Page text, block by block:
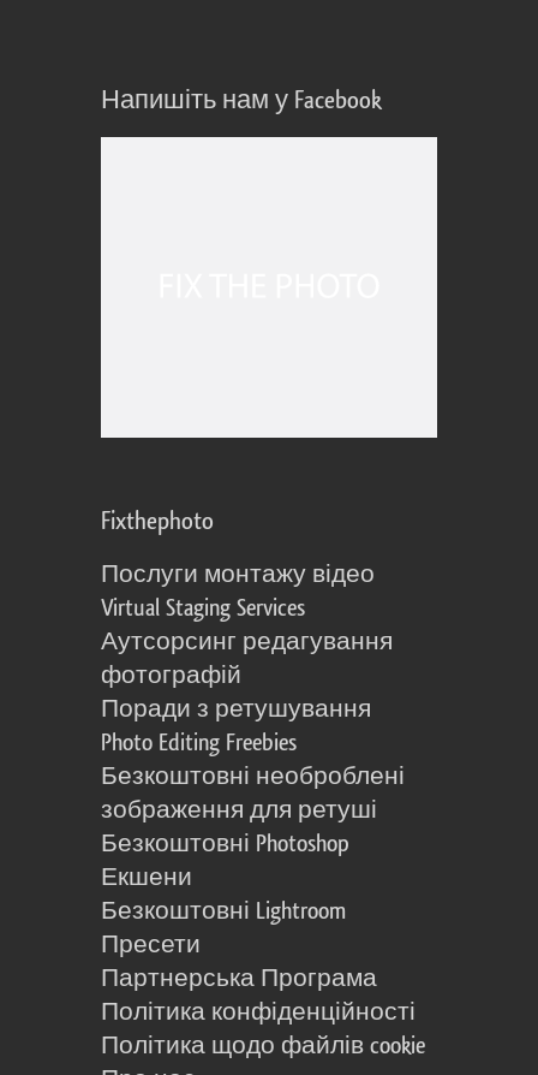
Напишіть нам у Facebook
Fixthephoto
Послуги монтажу відео
Virtual Staging Services
Аутсорсинг редагування
фотографій
Поради з ретушування
Photo Editing Freebies
Безкоштовні необроблені
зображення для ретуші
Безкоштовні Photoshop
Екшени
Безкоштовні Lightroom
Пресети
Партнерська Програма
Політика конфіденційності
Політика щодо файлів cookie